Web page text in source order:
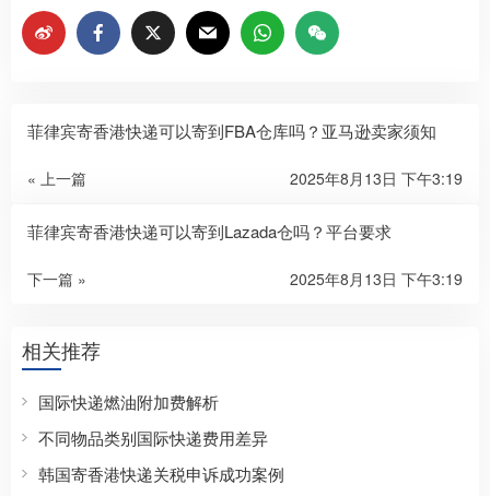
菲律宾寄香港快递可以寄到FBA仓库吗？亚马逊卖家须知
« 上一篇 2025年8月13日 下午3:19
菲律宾寄香港快递可以寄到Lazada仓吗？平台要求
下一篇 » 2025年8月13日 下午3:19
相关推荐
国际快递燃油附加费解析
不同物品类别国际快递费用差异
韩国寄香港快递关税申诉成功案例